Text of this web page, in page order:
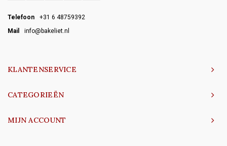
Telefoon
+31 6 48759392
Mail
info@bakeliet.nl
KLANTENSERVICE
CATEGORIEËN
MIJN ACCOUNT